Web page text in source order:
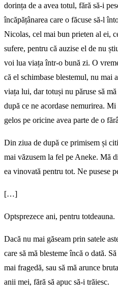
dorința de a avea totul, fără să-i
încăpățânarea care o făcuse să-l
Nicolas, cel mai bun prieten al ei,
sufere, pentru că auzise el de nu
voi lua viața într-o bună zi. O
că el schimbase blestemul, nu mai
viața lui, dar totuși nu păruse să
după ce ne acordase nemurirea.
gelos pe oricine avea parte de o
Din ziua de după ce primisem și
mai văzusem la fel pe Aneke. Mă
ea vinovată pentru tot. Ne pusese
[…]
Optsprezece ani, pentru totdeauna.
Dacă nu mai găseam prin satele
care să mă blesteme încă o dată.
mai fragedă, sau să mă arunce
anii mei, fără să apuc să-i trăiesc.